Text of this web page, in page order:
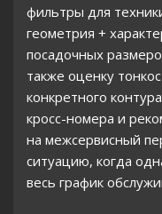
фильтры для
геометрия +
посадочных
также оценку
конкретного
кросс-номера и
на межсервисный
ситуацию, когда
весь график